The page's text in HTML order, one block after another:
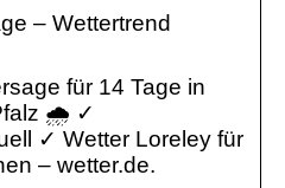
– Wettertrend
für 14 Tage in
🌧️ ✓
✓ Wetter Loreley für
– wetter.de.